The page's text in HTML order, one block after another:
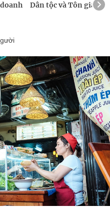
Dân tộc và Tôn giáo